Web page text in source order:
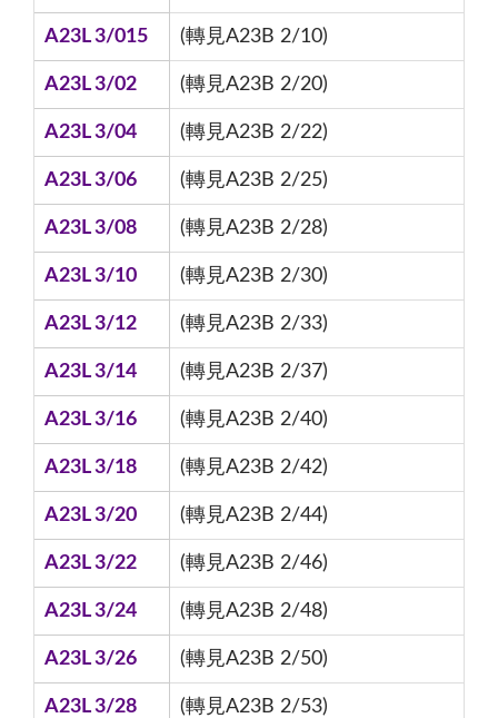
A23L 3/015 (轉見A23B 2/10)
A23L 3/02 (轉見A23B 2/20)
A23L 3/04 (轉見A23B 2/22)
A23L 3/06 (轉見A23B 2/25)
A23L 3/08 (轉見A23B 2/28)
A23L 3/10 (轉見A23B 2/30)
A23L 3/12 (轉見A23B 2/33)
A23L 3/14 (轉見A23B 2/37)
A23L 3/16 (轉見A23B 2/40)
A23L 3/18 (轉見A23B 2/42)
A23L 3/20 (轉見A23B 2/44)
A23L 3/22 (轉見A23B 2/46)
A23L 3/24 (轉見A23B 2/48)
A23L 3/26 (轉見A23B 2/50)
A23L 3/28 (轉見A23B 2/53)